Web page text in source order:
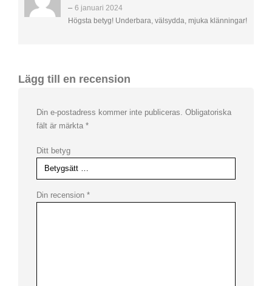
– 6 januari 2024
Högsta betyg! Underbara, välsydda, mjuka klänningar!
Lägg till en recension
Din e-postadress kommer inte publiceras. Obligatoriska
fält är märkta *
Ditt betyg
Din recension *